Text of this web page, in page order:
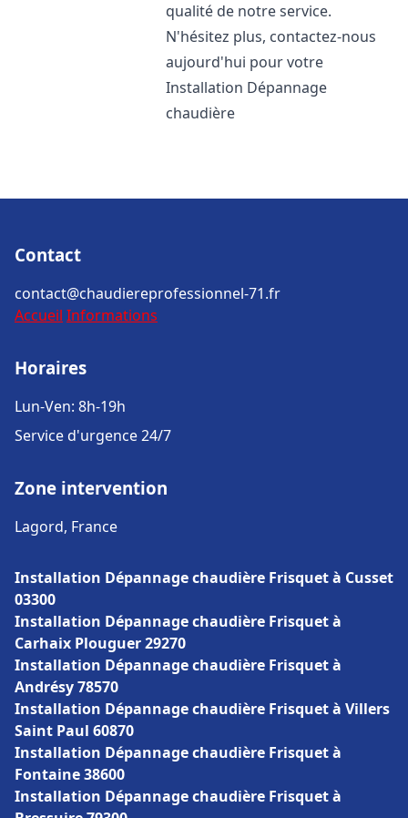
qualité de notre service.
N'hésitez plus, contactez-nous
aujourd'hui pour votre
Installation Dépannage
chaudière
Contact
contact@chaudiereprofessionnel-71.fr
Accueil Informations
Horaires
Lun-Ven: 8h-19h
Service d'urgence 24/7
Zone intervention
Lagord, France
Installation Dépannage chaudière Frisquet à Cusset
03300
Installation Dépannage chaudière Frisquet à
Carhaix Plouguer 29270
Installation Dépannage chaudière Frisquet à
Andrésy 78570
Installation Dépannage chaudière Frisquet à Villers
Saint Paul 60870
Installation Dépannage chaudière Frisquet à
Fontaine 38600
Installation Dépannage chaudière Frisquet à